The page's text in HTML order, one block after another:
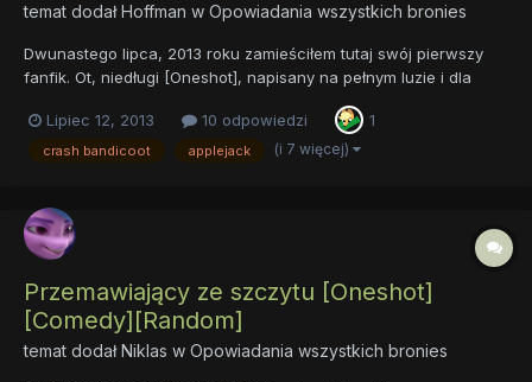
temat dodałHoffman w Opowiadania wszystkich bronies
Dwunastego lipca, 2013 roku zamieściłem tutaj swój pierwszy
fanfik. Ot, niedługi [Oneshot], napisany na pełnym luzie i dla
rok odkąd to się stało, toteż pomyślałem sobie, że w ramach
rocznicy i żeby ostatecznie zamknąć tę historię napiszę s...
Lipiec 12, 2013 10 odpowiedzi 1
crash bandicoot applejack (i 7 więcej)
Przemawiający ze szczytu [Oneshot]
[Comedy][Random]
temat dodałNiklas w Opowiadania wszystkich bronies